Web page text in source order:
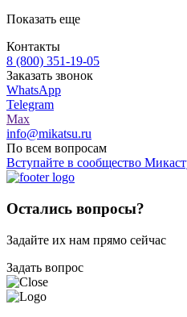
Показать еще
Контакты
8 (800) 351-19-05
Заказать звонок
WhatsApp
Telegram
Max
info@mikatsu.ru
По всем вопросам
Вступайте в сообщество
Остались вопросы?
Задайте их нам прямо сейчас
Задать вопрос